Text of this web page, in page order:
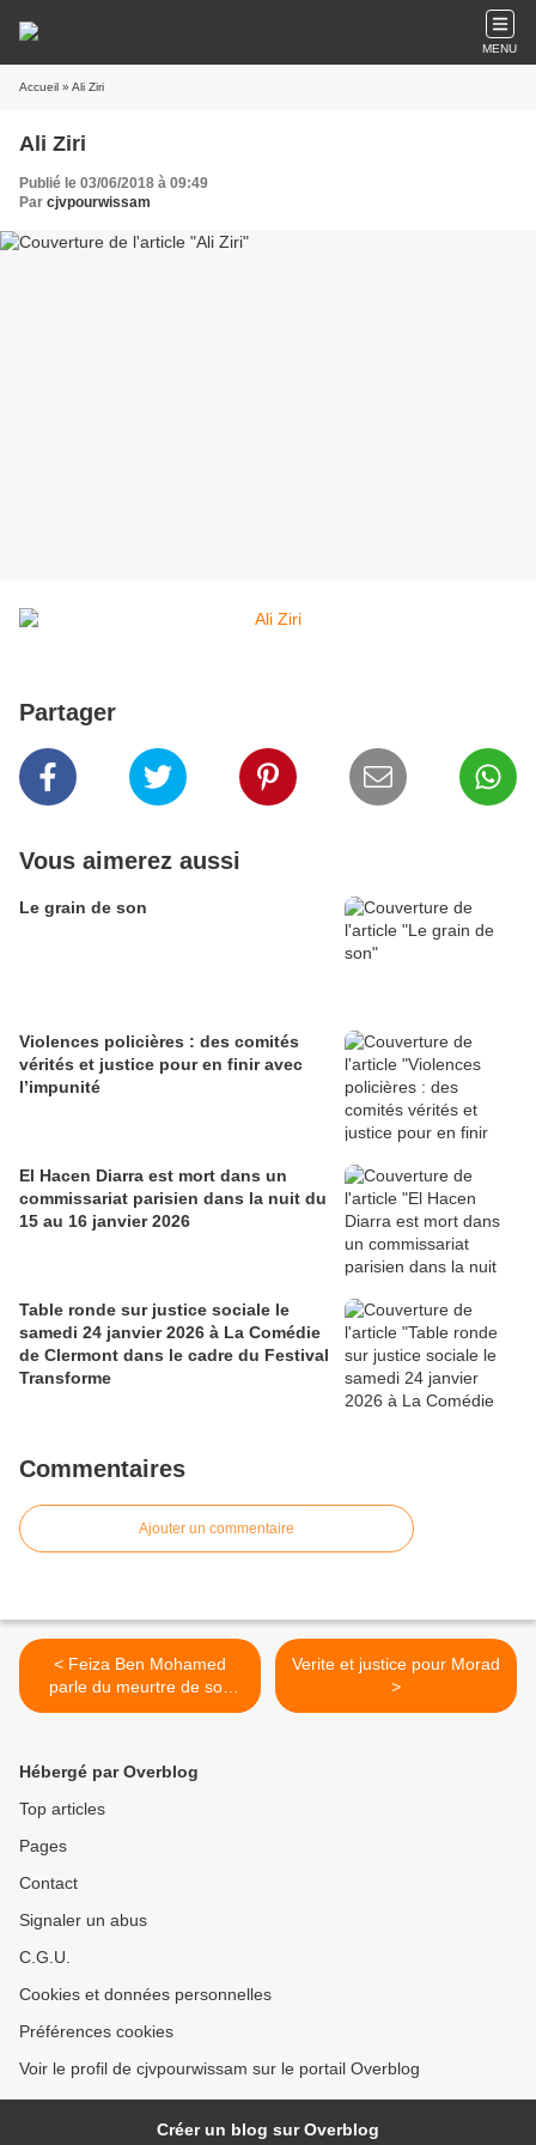
MENU
Accueil » Ali Ziri
Ali Ziri
Publié le 03/06/2018 à 09:49
Par cjvpourwissam
Partager
Vous aimerez aussi
Le grain de son
Violences policières : des comités
vérités et justice pour en finir avec
l’impunité
El Hacen Diarra est mort dans un
commissariat parisien dans la nuit du
15 au 16 janvier 2026
Table ronde sur justice sociale le
samedi 24 janvier 2026 à La Comédie
de Clermont dans le cadre du Festival
Transforme
Commentaires
Ajouter un commentaire
< Feiza Ben Mohamed
parle du meurtre de son
oncle
Verite et justice pour Morad
>
Hébergé par Overblog
Top articles
Pages
Contact
Signaler un abus
C.G.U.
Cookies et données personnelles
Préférences cookies
Voir le profil de cjvpourwissam sur le portail Overblog
Créer un blog sur Overblog